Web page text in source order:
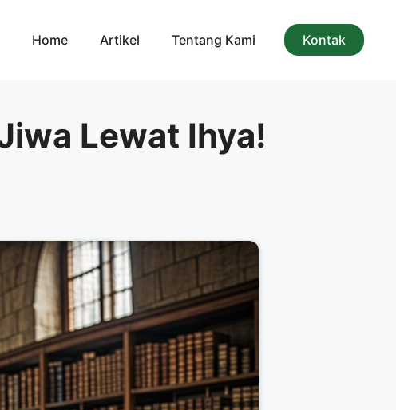
Home Artikel Tentang Kami Kontak
Lewat Ihya!